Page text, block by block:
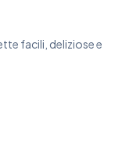
facili, deliziose e